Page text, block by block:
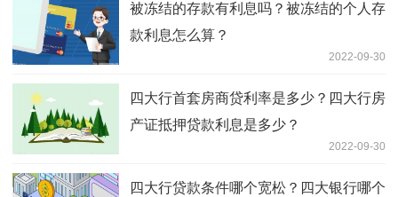
被冻结的存款有利息吗？被冻结的个人存
款利息怎么算？
2022-09-30
四大行首套房商贷利率是多少？四大行房
产证抵押贷款利息是多少？
2022-09-30
四大行贷款条件哪个宽松？四大银行哪个